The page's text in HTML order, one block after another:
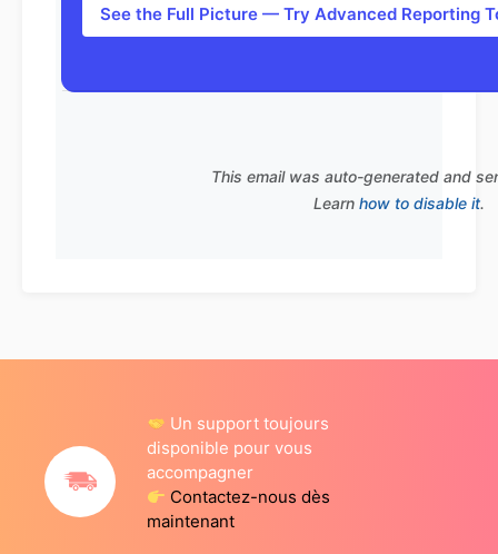
See the Full Picture — Try Advanced Reporting
This email was auto-generated and
Learn how to disable it.
Un support toujours
disponible pour vous
accompagner
Contactez-nous dès
maintenant